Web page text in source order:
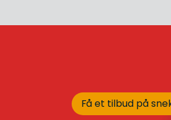
Få et tilbud på